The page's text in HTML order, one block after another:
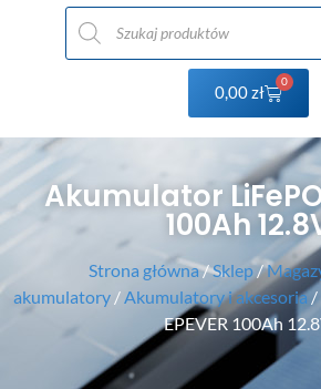
0,00zł
0
Akumulator
100Ah
Strona główna/Sklep/
akumulatory / Akumulatory i akcesoria/
EPEVER 100Ah